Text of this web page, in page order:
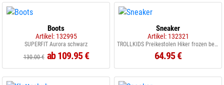
Boots
Artikel: 132995
SUPERFIT Aurora schwarz
130.00 € ab 109.95 €
Sneaker
Artikel: 132321
TROLLKIDS Preikestolen Hiker frozen berry
64.95 €